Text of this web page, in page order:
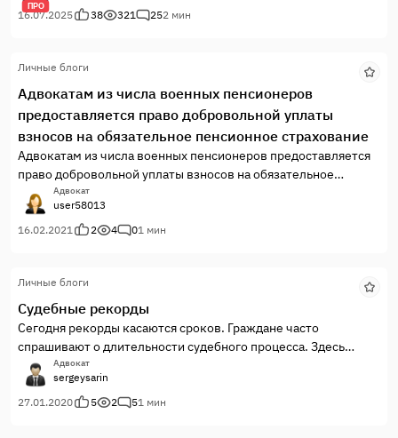
ПРО
16.07.2025
38 321 252 мин
Личные блоги
Адвокатам из числа военных пенсионеров
предоставляется право добровольной уплаты
взносов на обязательное пенсионное страхование
Адвокатам из числа военных пенсионеров предоставляется
право добровольной уплаты взносов на обязательное
пенсионное страхование
Адвокат
user58013
16.02.2021
2 4 01 мин
Личные блоги
Судебные рекорды
Сегодня рекорды касаются сроков. Граждане часто
спрашивают о длительности судебного процесса. Здесь
можно сказать только о требовании закона – 3 месяца, на
практике это непредсказуемо.
Адвокат
sergeysarin
27.01.2020
5 2 51 мин